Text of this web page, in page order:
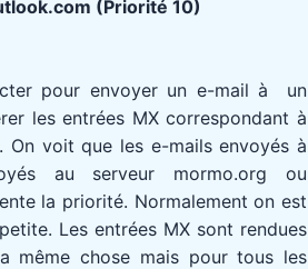
(Priorité 10)
pour envoyer un e-mail à un
les entrées MX correspondant à
voit que les e-mails envoyés à
au serveur mormo.org ou
la priorité. Normalement on est
Les entrées MX sont rendues
même chose mais pour tous les